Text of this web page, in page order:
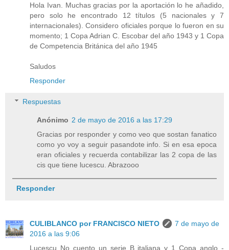
Hola Ivan. Muchas gracias por la aportación lo he añadido,
pero solo he encontrado 12 títulos (5 nacionales y 7
internacionales). Considero oficiales porque lo fueron en su
momento; 1 Copa Adrian C. Escobar del año 1943 y 1 Copa
de Competencia Británica del año 1945
Saludos
Responder
Respuestas
Anónimo 2 de mayo de 2016 a las 17:29
Gracias por responder y como veo que sostan fanatico
como yo voy a seguir pasandote info. Si en esa epoca
eran oficiales y recuerda contabilizar las 2 copa de las
cis que tiene lucescu. Abrazooo
Responder
CULIBLANCO por FRANCISCO NIETO
7 de mayo de
2016 a las 9:06
Lucescu No cuento un serie B italiana y 1 Copa anglo -